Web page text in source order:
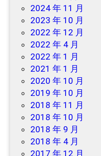
2024 年 11 月
2023 年 10 月
2022 年 12 月
2022 年 4 月
2022 年 1 月
2021 年 1 月
2020 年 10 月
2019 年 10 月
2018 年 11 月
2018 年 10 月
2018 年 9 月
2018 年 4 月
2017 年 12 月